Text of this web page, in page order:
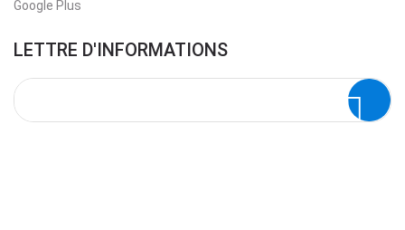
Google Plus
LETTRE D'INFORMATIONS